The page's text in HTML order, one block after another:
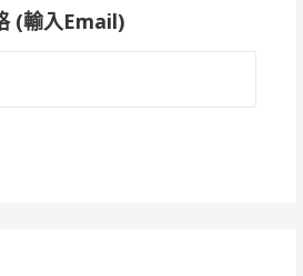
(輸入Email)